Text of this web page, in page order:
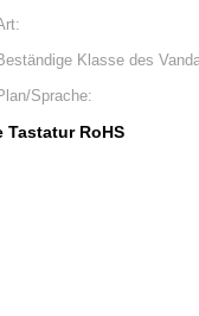
Klasse des
Sprache:
Tastatur RoHS